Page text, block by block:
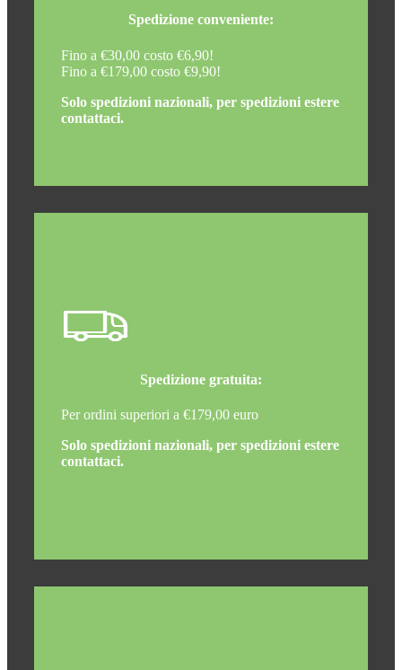
Spedizione conveniente:
Fino a €30,00 costo €6,90!
Fino a €179,00 costo €9,90!
Solo spedizioni nazionali, per spedizioni estere
contattaci.
Spedizione gratuita:
Per ordini superiori a €179,00 euro
Solo spedizioni nazionali, per spedizioni estere
contattaci.